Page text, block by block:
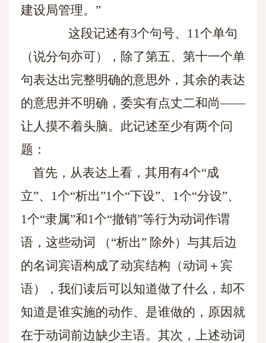
建设局管理。”
这段记述有3个句号、11个单句
（说分句亦可），除了第五、第十一个单
句表达出完整明确的意思外，其余的表达
的意思并不明确，委实有点丈二和尚——
让人摸不着头脑。此记述至少有两个问
题：
首先，从表达上看，其用有4个“成
立”、1个“析出”1个“下设”、1个“分设”、
1个“隶属”和1个“撤销”等行为动词作谓
语，这些动词 （“析出” 除外）与其后边
的名词宾语构成了动宾结构（动词＋宾
语），我们读后可以知道做了什么，却不
知道是谁实施的动作、是谁做的，原因就
在于动词前边缺少主语。其次，上述动词